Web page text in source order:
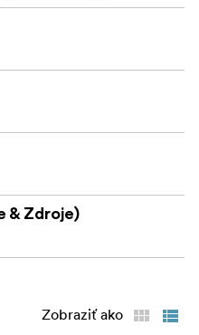
& Zdroje)
Zobraziť ako